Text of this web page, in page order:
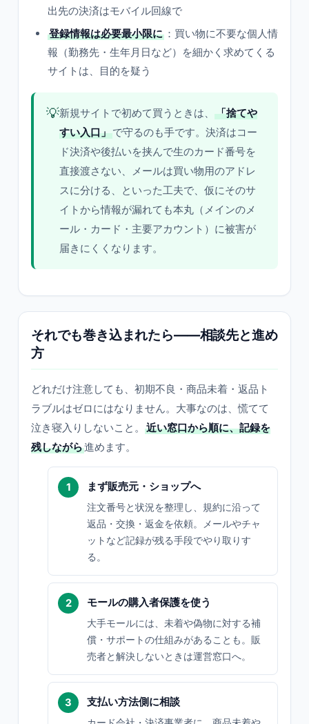
出先の決済はモバイル回線で
登録情報は必要最小限に ：買い物に不要な個人情
報（勤務先・生年月日など）を細かく求めてくる
サイトは、目的を疑う
💡新規サイトで初めて買うときは、
「捨てや
すい入口」で守るのも手です。決済はコー
ド決済や後払いを挟んで生のカード番号を
直接渡さない、メールは買い物用のアドレ
スに分ける、といった工夫で、仮にそのサ
イトから情報が漏れても本丸（メインのメ
ール・カード・主要アカウント）に被害が
届きにくくなります。
それでも巻き込まれたら——相談先と進め
方
どれだけ注意しても、初期不良・商品未着・返品ト
ラブルはゼロにはなりません。大事なのは、慌てて
泣き寝入りしないこと。
近い窓口から順に、記録を
残しながら進めます。
まず販売元・ショップへ
注文番号と状況を整理し、規約に沿って
返品・交換・返金を依頼。メールやチャ
ットなど記録が残る手段でやり取りす
る。
モールの購入者保護を使う
大手モールには、未着や偽物に対する補
償・サポートの仕組みがあることも。販
売者と解決しないときは運営窓口へ。
支払い方法側に相談